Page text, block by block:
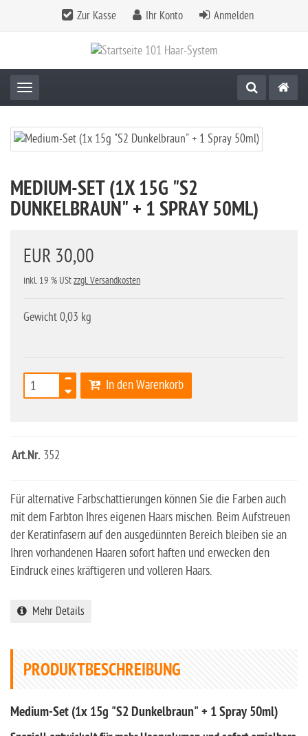
Zur Kasse Ihr Konto Anmelden
Toggle navigation
MEDIUM-SET (1X 15G "S2
DUNKELBRAUN" + 1 SPRAY 50ML)
EUR 30,00
inkl. 19 % UStzzgl. Versandkosten
Gewicht 0,03 kg
In den Warenkorb
Art.Nr. 352
Für alternative Farbschattierungen können Sie die Farben auch
mit dem Farbton Ihres eigenen Haars mischen. Beim Aufstreuen
der Keratinfasern auf den ausgedünnten Bereich bleiben sie an
Ihren vorhandenen Haaren sofort haften und erwecken den
Eindruck eines kräftigeren und volleren Haars.
Mehr Details
PRODUKTBESCHREIBUNG
Medium-Set (1x 15g "S2 Dunkelbraun" + 1 Spray 50ml)